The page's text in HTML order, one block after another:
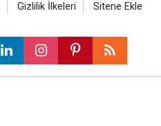
Gizlilik İlkeleri Sitene Ekle